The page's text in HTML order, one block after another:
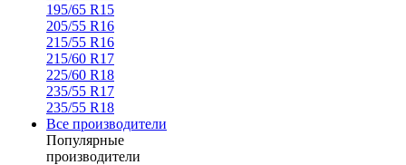
195/65 R15
205/55 R16
215/55 R16
215/60 R17
225/60 R18
235/55 R17
235/55 R18
Все производители
Популярные
производители